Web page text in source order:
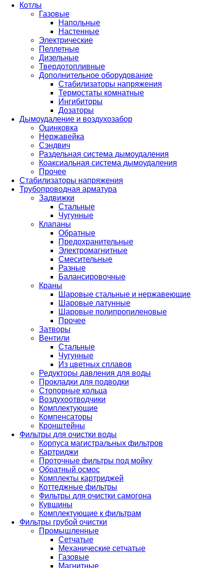
Котлы
Газовые
Напольные
Настенные
Электрические
Пеллетные
Дизельные
Твердотопливные
Дополнительное оборудование
Стабилизаторы напряжения
Термостаты комнатные
Ингибиторы
Дозаторы
Дымоудаление и воздухозабор
Оцинковка
Нержавейка
Сэндвич
Раздельная система дымоудаления
Коаксиальная система дымоудаления
Прочее
Стабилизаторы напряжения
Трубопроводная арматура
Задвижки
Стальные
Чугунные
Клапаны
Обратные
Предохранительные
Электромагнитные
Смесительные
Разные
Балансировочные
Краны
Шаровые стальные и нержавеющие
Шаровые латунные
Шаровые полипропиленовые
Прочее
Затворы
Вентили
Стальные
Чугунные
Из цветных сплавов
Редукторы давления для воды
Прокладки для подводки
Стопорные кольца
Воздухоотводчики
Комплектующие
Компенсаторы
Кронштейны
Фильтры для очистки воды
Корпуса магистральных фильтров
Картриджи
Проточные фильтры под мойку
Обратный осмос
Комплекты картриджей
Коттеджные фильтры
Фильтры для очистки самогона
Кувшины
Комплектующие к фильтрам
Фильтры грубой очистки
Промышленные
Сетчатые
Механические сетчатые
Газовые
Магнитные